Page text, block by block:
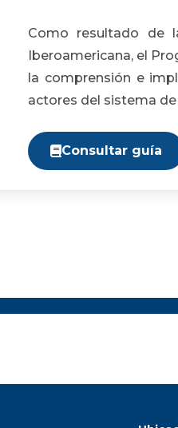
Como resultado de
Iberoamericana, el
la comprensión e
actores del sistema
Consultar guía